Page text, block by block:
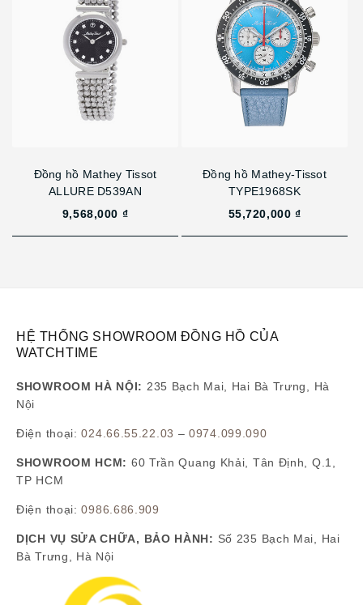
Đồng hồ Mathey Tissot
ALLURE D539AN
9,568,000 ₫
Đồng hồ Mathey-Tissot
TYPE1968SK
55,720,000 ₫
HỆ THỐNG SHOWROOM ĐỒNG HỒ CỦA
WATCHTIME
SHOWROOM HÀ NỘI: 235 Bạch Mai, Hai Bà Trưng, Hà
Nội
Điện thoại:024.66.55.22.03 –0974.099.090
SHOWROOM HCM: 60 Trần Quang Khải, Tân Định, Q.1,
TP HCM
Điện thoại:0986.686.909
DỊCH VỤ SỬA CHỮA, BẢO HÀNH: Số 235 Bạch Mai, Hai
Bà Trưng, Hà Nội